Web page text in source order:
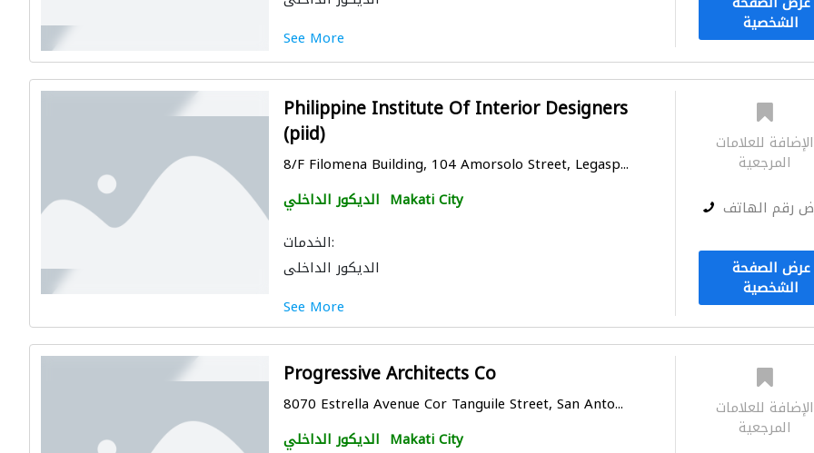
See More
الشخصية
Philippine Institute Of Interior Designers
(piid)
8/F Filomena Building, 104 Amorsolo Street, Legasp...
الديكور الداخلي Makati City
الخدمات:
الديكور الداخلي
See More
الإضافة للعلامات
المرجعية
رقم الهاتف
عرض الصفحة
الشخصية
Progressive Architects Co
8070 Estrella Avenue Cor Tanguile Street, San Anto...
الديكور الداخلي Makati City
الإضافة للعلامات
المرجعية